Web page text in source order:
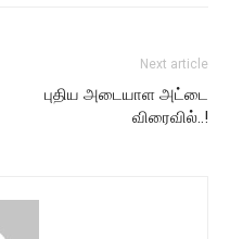
Next article
புதிய அடையாள அட்டை
விரைவில்..!